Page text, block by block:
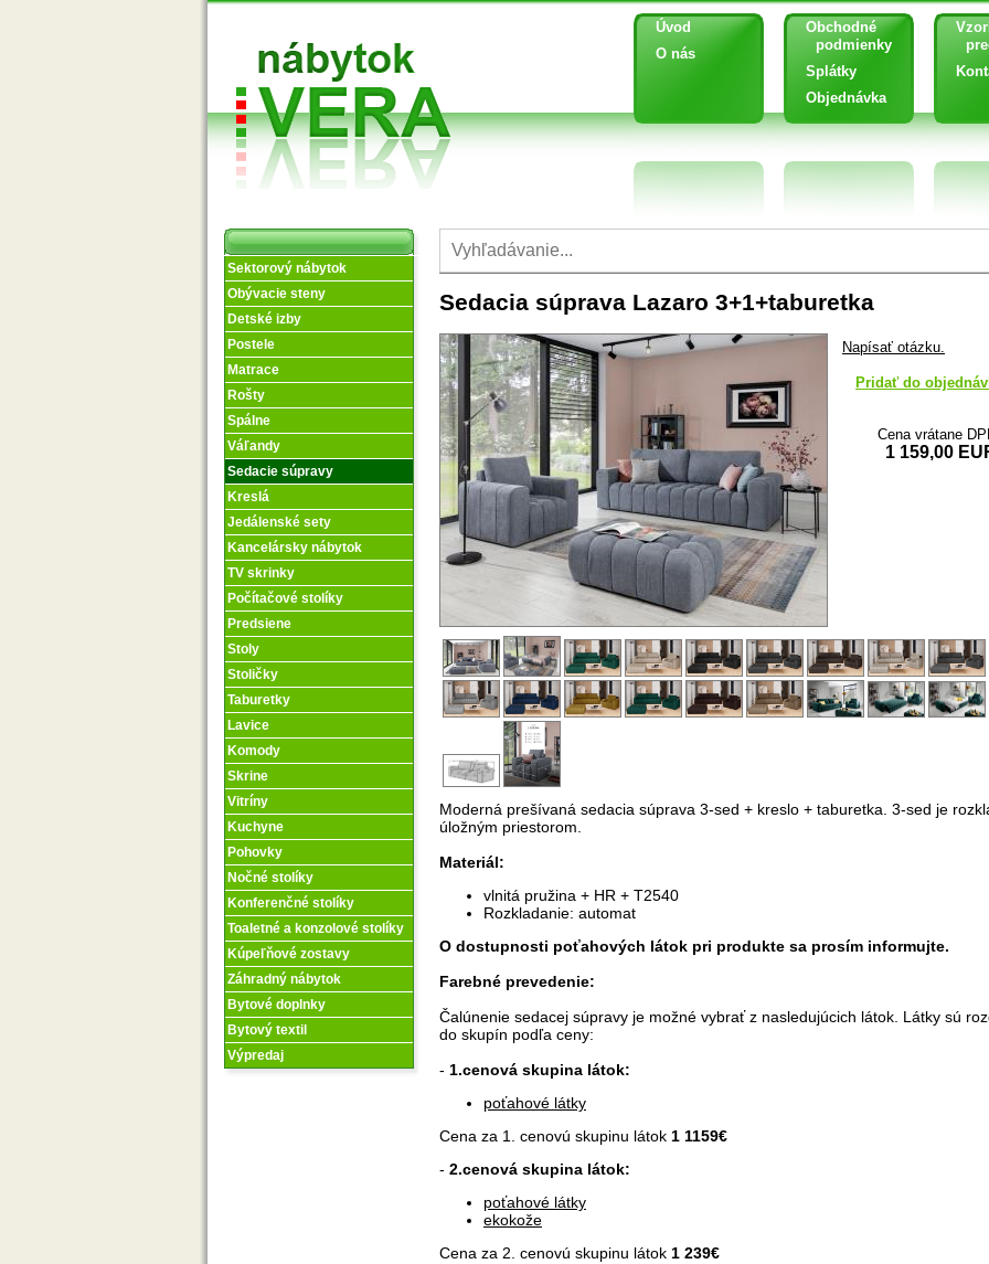
Úvod
O nás
Obchodné
podmienky
Splátky
Objednávka
Sektorový nábytok
Obývacie steny
Detské izby
Postele
Matrace
Rošty
Spálne
Váľandy
Sedacie súpravy
Kreslá
Jedálenské sety
Kancelársky nábytok
TV skrinky
Počítačové stolíky
Predsiene
Stoly
Stoličky
Taburetky
Lavice
Komody
Skrine
Vitríny
Kuchyne
Pohovky
Nočné stolíky
Konferenčné stolíky
Toaletné a konzolové stolíky
Kúpeľňové zostavy
Záhradný nábytok
Bytové doplnky
Bytový textil
Výpredaj
Sedacia súprava Lazaro 3+1+taburetka
Napísať otázku.
Pridať do
Cena vrátane
1 159,00
Moderná prešívaná sedacia súprava 3-sed + kreslo + taburetka. 3-sed je
úložným priestorom.
Materiál:
vlnitá pružina + HR + T2540
Rozkladanie: automat
O dostupnosti poťahových látok pri produkte sa prosím informujte.
Farebné prevedenie:
Čalúnenie sedacej súpravy je možné vybrať z nasledujúcich látok. Látky sú
do skupín podľa ceny:
- 1.cenová skupina látok:
poťahové látky
Cena za 1. cenovú skupinu látok 1 1159€
- 2.cenová skupina látok:
poťahové látky
ekokože
Cena za 2. cenovú skupinu látok 1 239€